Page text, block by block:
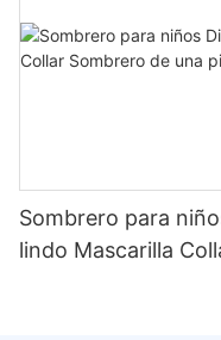
Sombrero para
lindo Mascarilla